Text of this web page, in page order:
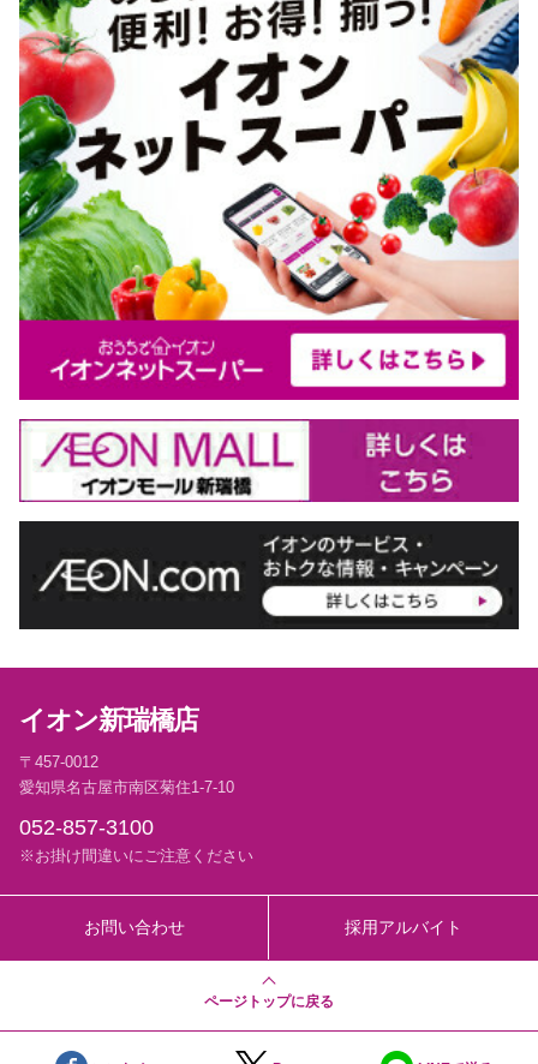
イオン新瑞橋店
〒457-0012
愛知県名古屋市南区菊住1-7-10
052-857-3100
※お掛け間違いにご注意ください
お問い合わせ 採用アルバイト
ページトップに戻る